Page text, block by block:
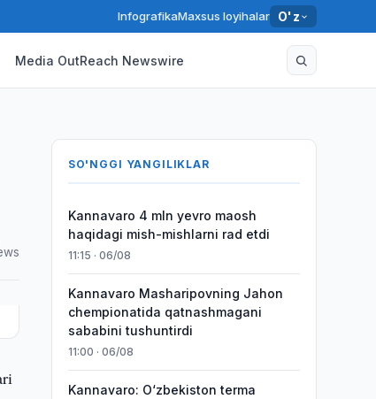
InfografikaMaxsus loyihalar O'z
Media OutReach Newswire
SO'NGGI YANGILIKLAR
Kannavaro 4 mln yevro maosh
haqidagi mish-mishlarni rad etdi
11:15 · 06/08
Kannavaro Masharipovning Jahon
chempionatida qatnashmagani
sababini tushuntirdi
11:00 · 06/08
Kannavaro: O‘zbekiston terma